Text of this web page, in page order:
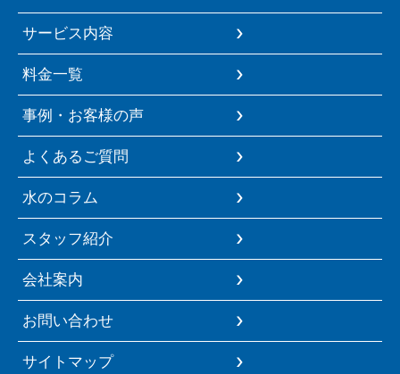
サービス内容
料金一覧
事例・お客様の声
よくあるご質問
水のコラム
スタッフ紹介
会社案内
お問い合わせ
サイトマップ